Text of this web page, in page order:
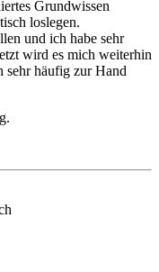
Grundwissen
loslegen.
und ich habe sehr
wird es mich weiterhin
sehr häufig zur Hand